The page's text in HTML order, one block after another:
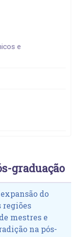
e
graduação
do
regiões
mestres e
na pós-